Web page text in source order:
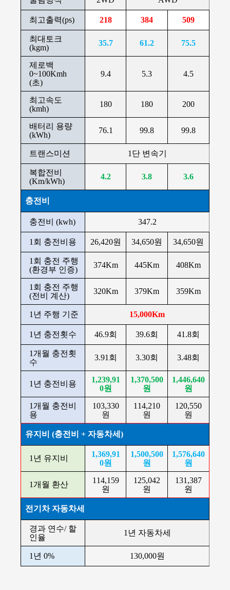
최고출력(ps) 218 384 509
최대토크
(kgm)
35.7 61.2 75.5
제로백
0~100Kmh
(초)
9.4 5.3 4.5
최고속도
(kmh)
180 180 200
배터리 용량
(kWh)
76.1 99.8 99.8
트랜스미션 1단 변속기
복합전비
(Km/kWh)
4.2 3.8 3.6
충전비
충전비 (kwh) 347.2
1회 충전비용 26,420원 34,650원 34,650원
1회 충전 주행
(환경부 인증)
374Km 445Km 408Km
1회 충전 주행
(전비 계산)
320Km 379Km 359Km
1년 주행 기준 15,000Km
1년 충전횟수 46.9회 39.6회 41.8회
1개월 충전횟
수
3.91회 3.30회 3.48회
1년 충전비용
1,239,91
0원
1,370,500
원
1,446,640
원
1개월 충전비
용
103,330
원
114,210
원
120,550
원
유지비 (충전비 + 자동차세)
1년 유지비
1,369,91
0원
1,500,500
원
1,576,640
원
1개월 환산
114,159
원
125,042
원
131,387
원
전기차 자동차세
경과 연수/ 할
인율
1년 자동차세
1년 0% 130,000원